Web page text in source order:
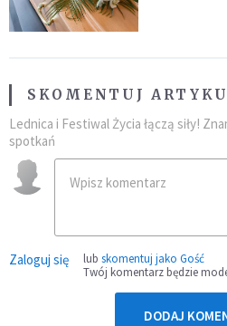
SKOMENTUJ
Lednica i Festiwal Życia łączą siły!
spotkań
Zaloguj się lub skomentuj jako Gość
Twój komentarz będzie
DODAJ